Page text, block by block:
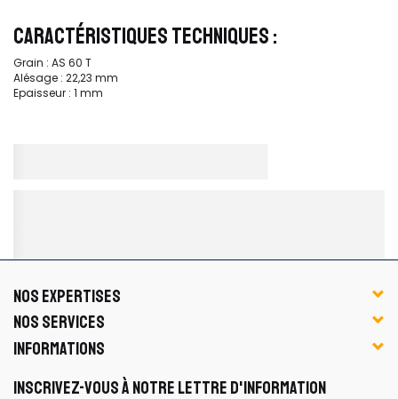
CARACTÉRISTIQUES TECHNIQUES :
Grain : AS 60 T
Alésage : 22,23 mm
Epaisseur : 1 mm
NOS EXPERTISES
NOS SERVICES
INFORMATIONS
INSCRIVEZ-VOUS À NOTRE LETTRE D'INFORMATION